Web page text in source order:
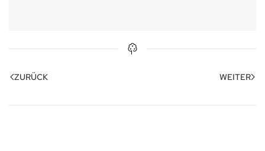
ZURÜCK WEITER